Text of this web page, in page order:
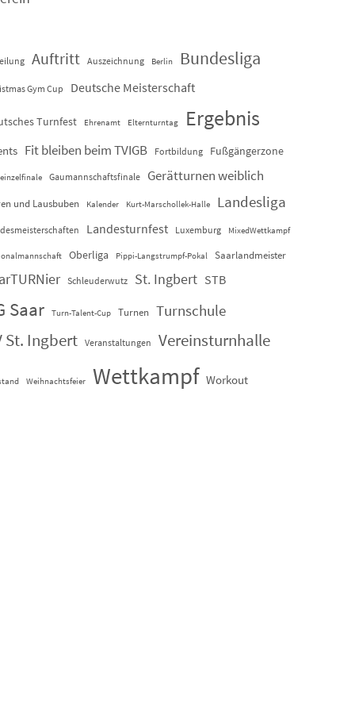
Auftritt Auszeichnung Berlin Bundesliga
Gym Cup Deutsche Meisterschaft
Turnfest Ehrenamt Elternturntag Ergebnis
Fit bleiben beim TVIGB Fortbildung Fußgängerzone
Gaumannschaftsfinale Gerätturnen weiblich
und Lausbuben Kalender Kurt-Marschollek-Halle Landesliga
Landesturnfest Luxemburg MixedWettkampf
Oberliga Pippi-Langstrumpf-Pokal Saarlandmeister
Schleuderwutz St. Ingbert STB
Saar Turn-Talent-Cup Turnen Turnschule
St. Ingbert Veranstaltungen Vereinsturnhalle
Weihnachtsfeier Wettkampf Workout